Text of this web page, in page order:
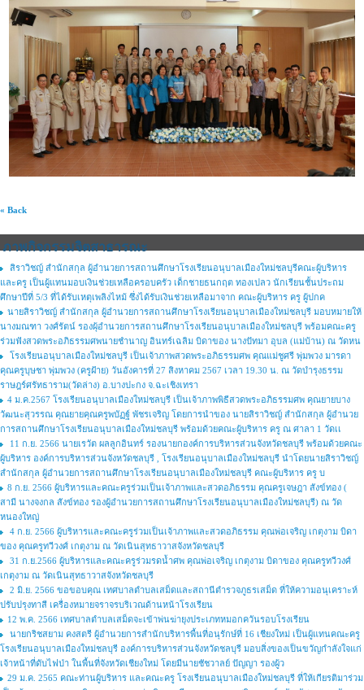
« Back
ภาพกิจกรรมจิตสาธารณะ
สิราวิชญ์ สำนักสกุล ผู้อำนวยการสถานศึกษาโรงเรียนอนุบาลเมืองใหม่ชลบุรีคณะผู้บริหาร
และครู เป็นผู้แทนมอบเงินช่วยเหลือครอบครัว เด็กชายธนกฤต ทองเปลว นักเรียนชั้นประถม
ศึกษาปีที่ 5/3 ที่ได้รับเหตุเพลิงไหม้ ซึ่งได้รับเงินช่วยเหลือมาจาก คณะผู้บริหาร ครู ผู้ปกค
นายสิราวิชญ์ สำนักสกุล ผู้อำนวยการสถานศึกษาโรงเรียนอนุบาลเมืองใหม่ชลบุรี มอบหมายให้
นางมณฑา วงศ์รัตน์ รองผุ้อำนวยการสถานศึกษาโรงเรียนอนุบาลเมืองใหม่ชลบุรี พร้อมคณะครู
ร่วมฟังสวดพระอภิธรรมศพนายชำนาญ อินทร์เฉลิม บิดาของ นางปัทมา อุบล (แม่บ้าน) ณ วัดหน
โรงเรียนอนุบาลเมืองใหม่ชลบุรี เป็นเจ้าภาพสวดพระอภิธรรมศพ คุณแม่ชูศรี พุ่มพวง มารดา
คุณครูบุษชา พุ่มพวง (ครูฝ้าย) วันอังคารที่ 27 สิงหาคม 2567 เวลา 19.30 น. ณ วัดบำรุงธรรม
ราษฎร์ศรัทธาราม(วัดล่าง) อ.บางปะกง จ.ฉะเชิงเทรา
4 ม.ค.2567 โรงเรียนอนุบาลเมืองใหม่ชลบุรี เป็นเจ้าภาพพิธีสวดพระอภิธรรมศพ คุณยายบาง
วัฒนะสุวรรณ คุณยายคุณครูพบัฏฐ์ พัชรเจริญ โดยการนำของ นายสิราวิชญ์ สำนักสกุล ผู้อำนวย
การสถานศึกษาโรงเรียนอนุบาลเมืองใหม่ชลบุรี พร้อมด้วยคณะผู้บริหาร ครู ณ ศาลา 1 วัดเเ
11 ก.ย. 2566 นายเรวัต ผลลูกอินทร์ รองนายกองค์การบริหารส่วนจังหวัดชลบุรี พร้อมด้วยคณะ
ผู้บริหาร องค์การบริหารส่วนจังหวัดชลบุรี , โรงเรียนอนุบาลเมืองใหม่ชลบุรี นำโดยนายสิราวิชญ์
สำนักสกุล ผู้อำนวยการสถานศึกษาโรงเรียนอนุบาลเมืองใหม่ชลบุรี คณะผู้บริหาร ครู บ
8 ก.ย. 2566 ผู้บริหารและคณะครูร่วมเป็นเจ้าภาพและสวดอภิธรรม คุณครูเจษฎา สังข์ทอง (
สามี นางจงกล สังข์ทอง รองผู้อำนวยการสถานศึกษาโรงเรียนอนุบาลเมืองใหม่ชลบุรี) ณ วัด
หนองใหญ่
4 ก.ย. 2566 ผู้บริหารและคณะครูร่วมเป็นเจ้าภาพและสวดอภิธรรม คุณพ่อเจริญ เกตุงาม บิดา
ของ คุณครูทวีวงศ์ เกตุงาม ณ วัดเนินสุทธาวาสจังหวัดชลบุรี
31 ก.ย.2566 ผู้บริหารและคณะครูร่วมรดน้ำศพ คุณพ่อเจริญ เกตุงาม บิดาของ คุณครูทวีวงศ์
เกตุงาม ณ วัดเนินสุทธาวาสจังหวัดชลบุรี
2 มิ.ย. 2566 ขอขอบคุณ เทศบาลตำบลเสม็ดและสถานีตำรวจภูธรเสม็ด ที่ให้ความอนุเคราะห์
ปรับปรุงทาสี เครื่องหมายจราจรบริเวณด้านหน้าโรงเรียน
12 พ.ค. 2566 เทศบาลตำบลเสม็ดจะเข้าพ่นฆ่ายุงประเภทหมอกควันรอบโรงเรียน
นายกริชสยาม คงสตรี ผู้อำนวยการสำนักบริหารพื้นที่อนุรักษ์ที่ 16 เชียงใหม่ เป็นผู้แทนคณะครู
โรงเรียนอนุบาลเมืองใหม่ชลบุรี องค์การบริหารส่วนจังหวัดชลบุรี มอบสิ่งของเป็นขวัญกำลังใจแก่
เจ้าหน้าที่ดับไฟป่า ในพื้นที่จังหวัดเชียงใหม่ โดยมีนายชัชวาลย์ ปัญญา รองผู้ว
29 ม.ค. 2565 คณะท่านผู้บริหาร และคณะครู โรงเรียนอนุบาลเมืองใหม่ชลบุรี ที่ให้เกียรติมาร่วม